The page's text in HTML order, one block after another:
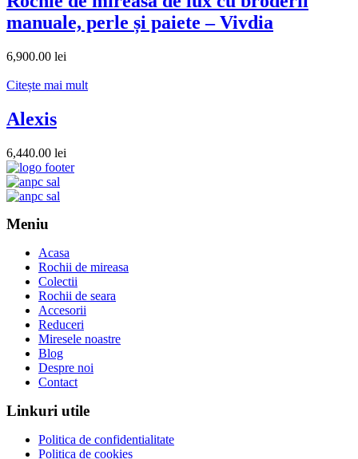
manuale, perle și paiete – Vivdia
6,900.00 lei
Citește mai mult
Alexis
6,440.00 lei
Meniu
Acasa
Rochii de mireasa
Colectii
Rochii de seara
Accesorii
Reduceri
Miresele noastre
Blog
Despre noi
Contact
Linkuri utile
Politica de confidentialitate
Politica de cookies